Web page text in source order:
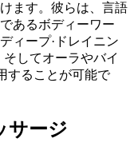
ます。彼らは、言語
あるボディーワー
ィープ·ドレイニン
してオーラやバイ
することが可能で
サージ